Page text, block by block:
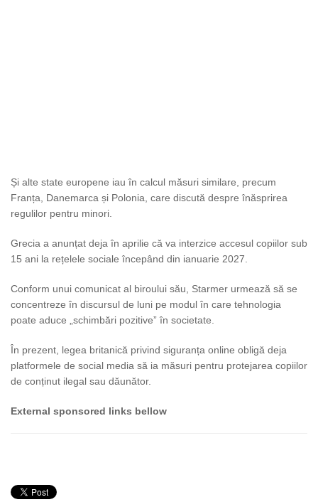
Și alte state europene iau în calcul măsuri similare, precum
Franța, Danemarca și Polonia, care discută despre înăsprirea
regulilor pentru minori.
Grecia a anunțat deja în aprilie că va interzice accesul copiilor sub
15 ani la rețelele sociale începând din ianuarie 2027.
Conform unui comunicat al biroului său, Starmer urmează să se
concentreze în discursul de luni pe modul în care tehnologia
poate aduce „schimbări pozitive” în societate.
În prezent, legea britanică privind siguranța online obligă deja
platformele de social media să ia măsuri pentru protejarea copiilor
de conținut ilegal sau dăunător.
External sponsored links bellow